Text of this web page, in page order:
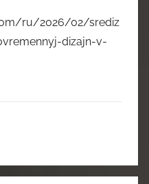
ru/2026/02/srediz
dizajn-v-